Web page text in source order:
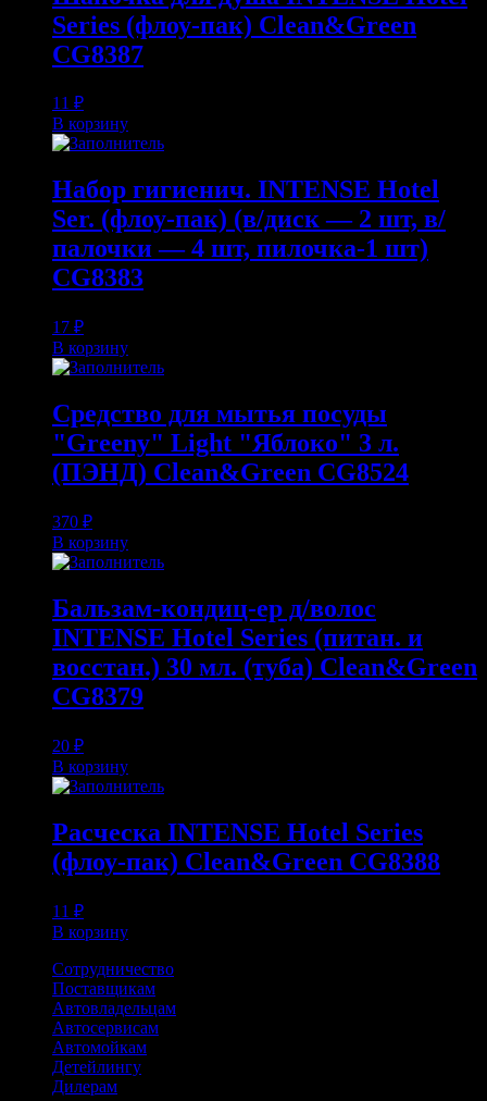
Series (флоу-пак) Clean&Green
CG8387
11 ₽
В корзину
Набор гигиенич. INTENSE Hotel
Ser. (флоу-пак) (в/диск — 2 шт, в/
палочки — 4 шт, пилочка-1 шт)
CG8383
17 ₽
В корзину
Средство для мытья посуды
"Greeny" Light "Яблоко" 3 л.
(ПЭНД) Clean&Green CG8524
370 ₽
В корзину
Бальзам-кондиц-ер д/волос
INTENSE Hotel Series (питан. и
восстан.) 30 мл. (туба) Clean&Green
CG8379
20 ₽
В корзину
Расческа INTENSE Hotel Series
(флоу-пак) Clean&Green CG8388
11 ₽
В корзину
Сотрудничество
Поставщикам
Автовладельцам
Автосервисам
Автомойкам
Детейлингу
Дилерам